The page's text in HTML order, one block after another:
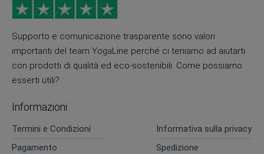
Supporto e comunicazione trasparente sono valori
importanti del team YogaLine perché ci teniamo ad aiutarti
con prodotti di qualità ed eco-sostenibili. Come possiamo
esserti utili?
Informazioni
Termini e Condizioni
Informativa sulla privacy
Pagamento
Spedizione